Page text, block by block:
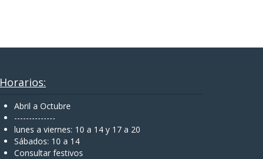
Horarios:
Abril a Octubre
--------------
lunes a viernes: 10 a 14 y 17 a 20
Sábados: 10 a 14
Consultar festivos